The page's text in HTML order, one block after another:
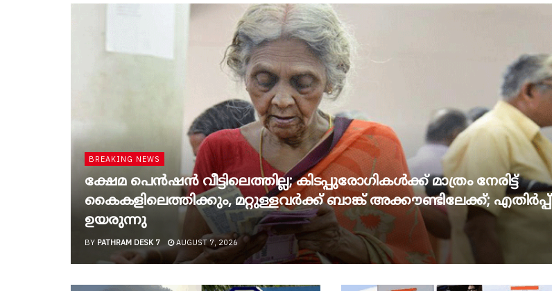
BREAKING NEWS
ക്ഷേമ പെൻഷൻ വീട്ടിലെത്തില്ല; കിടപ്പുരോഗികൾക്ക് മാത്രം നേരിട്ട്
കൈകളിലെത്തിക്കും, മറ്റുള്ളവർക്ക് ബാങ്ക് അക്കൗണ്ടിലേക്ക്; എതിർപ്പ്
ഉയരുന്നു
BY PATHRAM DESK 7 AUGUST 7, 2026